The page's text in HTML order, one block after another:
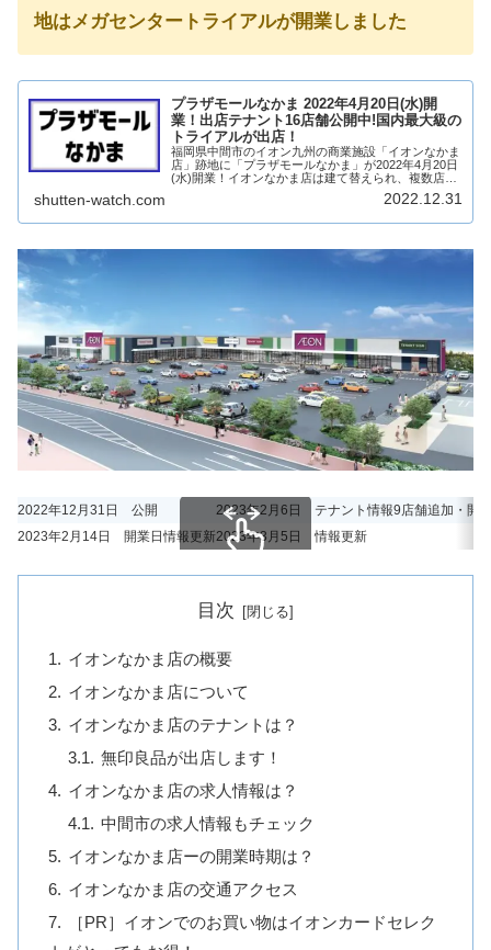
地はメガセンタートライアルが開業しました
プラザモールなかま 2022年4月20日(水)開
業！出店テナント16店舗公開中!国内最大級の
トライアルが出店！
福岡県中間市のイオン九州の商業施設「イオンなかま
店」跡地に「プラザモールなかま」が2022年4月20日
(水)開業！イオンなかま店は建て替えられ、複数店舗
が出店予定です！そして、西館にはメガセンタートラ
shutten-watch.com 2022.12.31
2022年12月31日 公開
2023年2月6日 テナント情報9店舗追加・開
2023年2月14日 開業日情報更新2023年3月5日 情報更新
スクロールできます
目次
イオンなかま店の概要
イオンなかま店について
イオンなかま店のテナントは？
無印良品が出店します！
イオンなかま店の求人情報は？
中間市の求人情報もチェック
イオンなかま店ーの開業時期は？
イオンなかま店の交通アクセス
［PR］イオンでのお買い物はイオンカードセレク